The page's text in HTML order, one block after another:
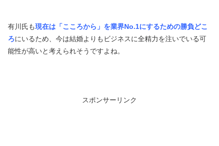
有川氏も現在は「こころから」を業界No.1にするための勝負どこ
ろにいるため、今は結婚よりもビジネスに全精力を注いでいる可
能性が高いと考えられそうですよね。
スポンサーリンク